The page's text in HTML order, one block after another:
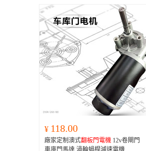
¥ 118.00
廠家定制澳式翻板門電機 12v卷閘門
車庫門馬達 渦輪蝸桿減速電機